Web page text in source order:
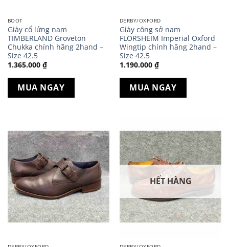
BOOT
Giày cổ lửng nam
TIMBERLAND Groveton
Chukka chính hãng 2hand –
Size 42.5
1.365.000 ₫
MUA NGAY
DERBY/OXFORD
Giày công sở nam
FLORSHEIM Imperial Oxford
Wingtip chính hãng 2hand –
Size 42.5
1.190.000 ₫
MUA NGAY
HẾT HÀNG